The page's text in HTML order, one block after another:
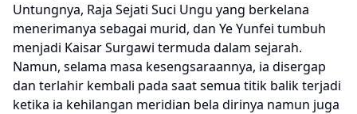
Untungnya, Raja Sejati Suci Ungu yang berkelana
menerimanya sebagai murid, dan Ye Yunfei tumbuh
menjadi Kaisar Surgawi termuda dalam sejarah.
Namun, selama masa kesengsaraannya, ia disergap
dan terlahir kembali pada saat semua titik balik terjadi
ketika ia kehilangan meridian bela dirinya namun juga